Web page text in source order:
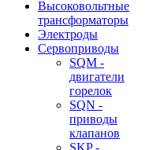
Высоковольтные
трансформаторы
Электроды
Сервоприводы
SQM -
двигатели
горелок
SQN -
приводы
клапанов
SKP -